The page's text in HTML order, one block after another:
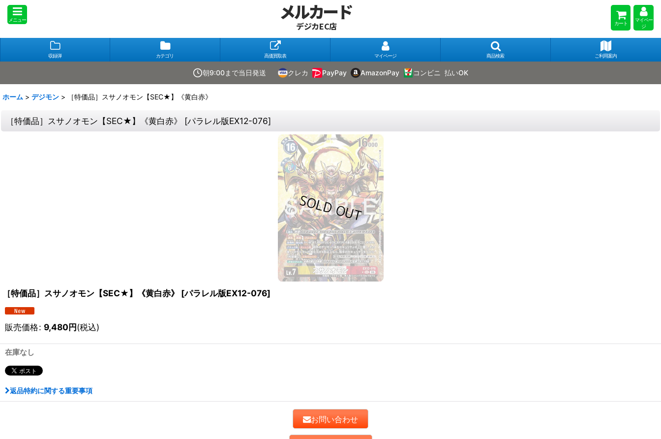
メニュー メルカード
デジカEC店 カート
マイペー
ジ
収録弾 カテゴリ 高価買取表 マイページ 商品検索 ご利用案内
朝9:00まで当日発送 クレカ PayPay AmazonPay コンビニ 払いOK
ホーム > デジモン > ［特価品］スサノオモン【SEC★】《黄白赤》
［特価品］スサノオモン【SEC★】《黄白赤》 [パラレル版EX12-076]
［特価品］スサノオモン【SEC★】《黄白赤》 [パラレル版EX12-076]
販売価格: 9,480円(税込)
在庫なし
返品特約に関する重要事項
お問い合わせ